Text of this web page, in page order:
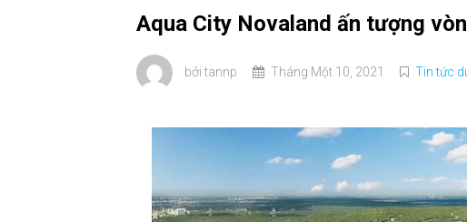
Aqua City Novaland ấn tượng
bởi tannp Tháng Một 10, 2021 Tin tức